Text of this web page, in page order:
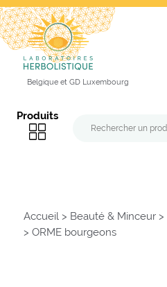
Belgique et GD Luxembourg
Produits
Accueil > Beauté & Minceur>
> ORME bourgeons